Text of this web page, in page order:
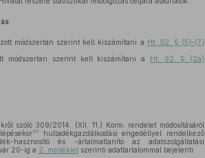
módszertan szerint kell kiszámítani a Ht. 92. § (5)–(7)
módszertan szerint kell kiszámítani a Ht. 92. § (2a)
szóló 309/2014. (XII. 11.) Korm. rendelet módosításáról
45
hulladékgazdálkodási engedéllyel rendelkező
hasznosító és -ártalmatlanító az adatszolgáltatási
20-ig a 2. mellékletszerinti adattartalommal bejelenti.